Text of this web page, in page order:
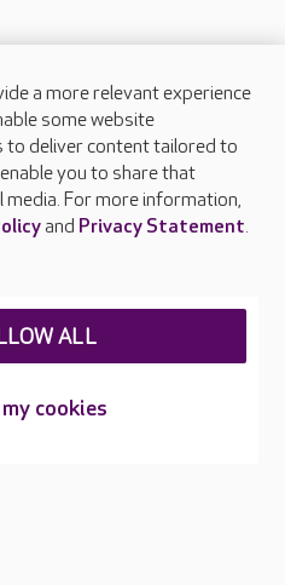
a more relevant experience
some website
to deliver content tailored to
you to share that
For more information,
and Privacy Statement.
cookies
ALL